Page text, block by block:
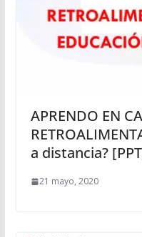
APRENDO EN
a distancia?
21 mayo, 2020